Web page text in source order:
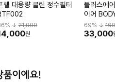
렐 대용량 클린 정수필터
% ↓21,900
원
플러스에
이어
69% ↓
33,000
품이에요!